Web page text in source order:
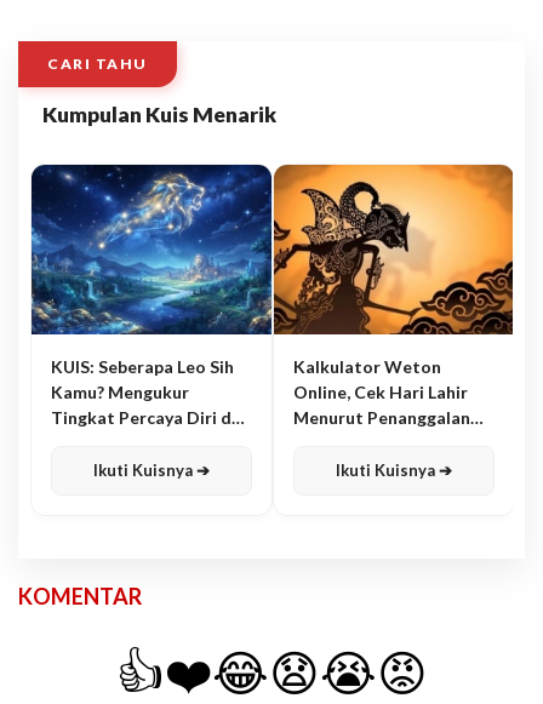
CARI TAHU
Kumpulan Kuis Menarik
KUIS: Seberapa Leo Sih
Kamu? Mengukur
Tingkat Percaya Diri dan
Ikuti Kuisnya ➔
Kalkulator Weton
Online, Cek Hari Lahir
Menurut Penanggalan
Ikuti Kuisnya ➔
KOMENTAR
👍❤️😂😧😭😡